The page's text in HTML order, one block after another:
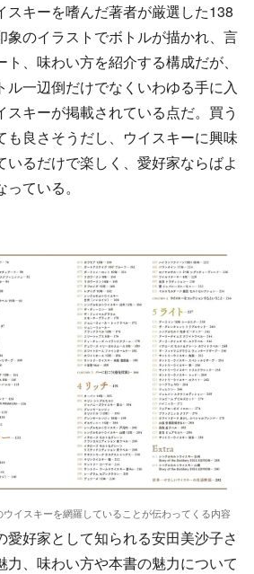
キーを嗜んだ著者が厳選した138
象のイラストでボトルが描かれ、言
、味わい方を紹介する構成だが、
ル一辺倒だけでなくいわゆる手に入
キーが掲載されている点だ。買う
も良さそうだし、ウイスキーに興味
いるだけで楽しく、愛好家ならばよ
ている。
イスキーを網羅していることが伝わってくる内容
好家として知られる安田美沙子さ
力、味わい方や本書の魅力について